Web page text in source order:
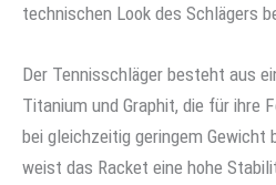
technischen Look des Schlägers
Der Tennisschläger besteht aus
Titanium und Graphit, die für ihre
bei gleichzeitig geringem Gewicht
weist das Racket eine hohe